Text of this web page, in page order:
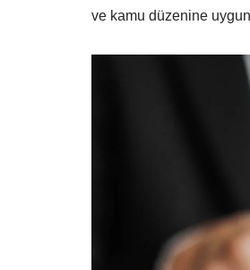
ve kamu düzenine